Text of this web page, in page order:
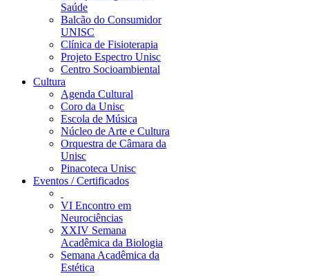
Saúde
Balcão do Consumidor
UNISC
Clínica de Fisioterapia
Projeto Espectro Unisc
Centro Socioambiental
Cultura
Agenda Cultural
Coro da Unisc
Escola de Música
Núcleo de Arte e Cultura
Orquestra de Câmara da
Unisc
Pinacoteca Unisc
Eventos / Certificados
VI Encontro em
Neurociências
XXIV Semana
Acadêmica da Biologia
Semana Acadêmica da
Estética